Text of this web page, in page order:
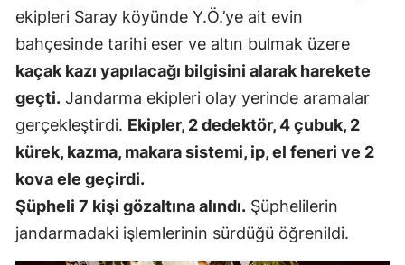
Edirne
Erzincan
Erzurum
Gaziantep
ekipleri Saray köyünde Y.Ö.’ye ait evin
bahçesinde tarihi eser ve altın bulmak üzere
kaçak kazı yapılacağı bilgisini alarak harekete
geçti. Jandarma ekipleri olay yerinde aramalar
gerçekleştirdi. Ekipler, 2 dedektör, 4 çubuk, 2
kürek, kazma, makara sistemi, ip, el feneri ve 2
kova ele geçirdi.
Şüpheli 7 kişi gözaltına alındı. Şüphelilerin
jandarmadaki işlemlerinin sürdüğü öğrenildi.